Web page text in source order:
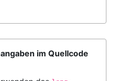
im Quellcode